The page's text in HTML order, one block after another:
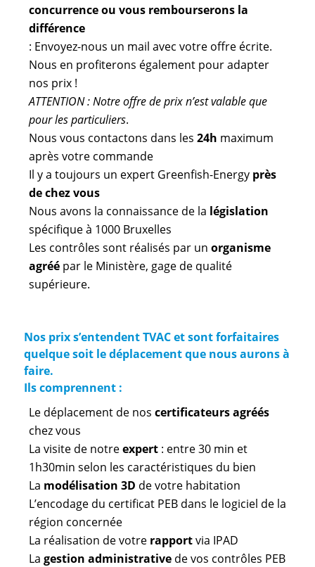
concurrence ou vous rembourserons la
différence
: Envoyez-nous un mail avec votre offre écrite.
Nous en profiterons également pour adapter
nos prix !
ATTENTION : Notre offre de prix n’est valable que
pour les particuliers.
Nous vous contactons dans les 24h maximum
après votre commande
Il y a toujours un expert Greenfish-Energy près
de chez vous
Nous avons la connaissance de la législation
spécifique à 1000 Bruxelles
Les contrôles sont réalisés par un organisme
agréépar le Ministère, gage de qualité
supérieure.
Nos prix s’entendent TVAC et sont forfaitaires
quelque soit le déplacement que nous aurons à
faire.
Ils comprennent :
Le déplacement de nos certificateurs agréés
chez vous
La visite de notreexpert : entre 30 min et
1h30min selon les caractéristiques du bien
La modélisation 3D de votre habitation
L’encodage du certificat PEB dans le logiciel de la
région concernée
La réalisation de votre rapportvia IPAD
La gestion administrativede vos contrôles PEB